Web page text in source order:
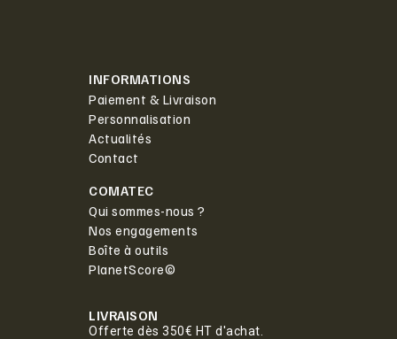
INFORMATIONS
Paiement & Livraison
Personnalisation
Actualités
Contact
COMATEC
Qui sommes-nous ?
Nos engagements
Boîte à outils
PlanetScore©
LIVRAISON
Offerte dès 350€ HT d'achat.